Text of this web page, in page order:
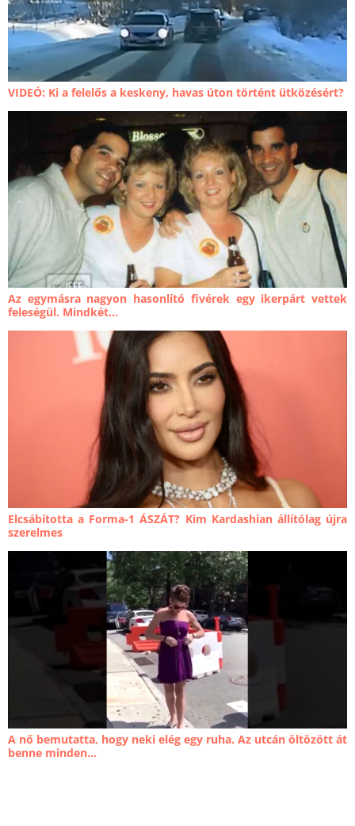
VIDEÓ: Ki a felelős a keskeny, havas úton történt ütközésért?
Az egymásra nagyon hasonlító fivérek egy ikerpárt vettek
feleségül. Mindkét...
Elcsábította a Forma-1 ÁSZÁT? Kim Kardashian állítólag újra
szerelmes
A nő bemutatta, hogy neki elég egy ruha. Az utcán öltözött át
benne minden...